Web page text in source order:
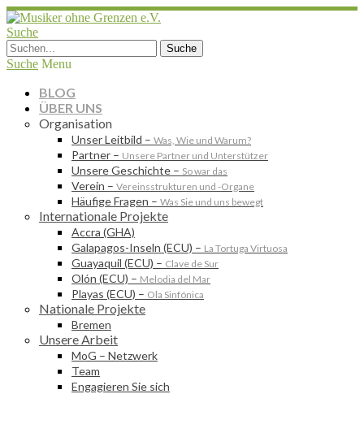
Suche
Suche Menu
BLOG
ÜBER UNS
Organisation
Unser Leitbild – Was, Wie und Warum?
Partner – Unsere Partner und Unterstützer
Unsere Geschichte – So war das
Verein – Vereinsstrukturen und -Organe
Häufige Fragen – Was Sie und uns bewegt
Internationale Projekte
Accra (GHA)
Galapagos-Inseln (ECU) – La Tortuga Virtuosa
Guayaquil (ECU) – Clave de Sur
Olón (ECU) – Melodia del Mar
Playas (ECU) – Ola Sinfónica
Nationale Projekte
Bremen
Unsere Arbeit
MoG – Netzwerk
Team
Engagieren Sie sich